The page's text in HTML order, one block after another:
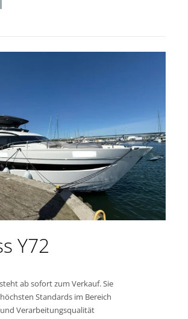
Y72
ab sofort zum Verkauf. Sie
Standards im Bereich
Verarbeitungsqualität